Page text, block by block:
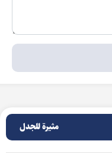
مثيرة للجدل